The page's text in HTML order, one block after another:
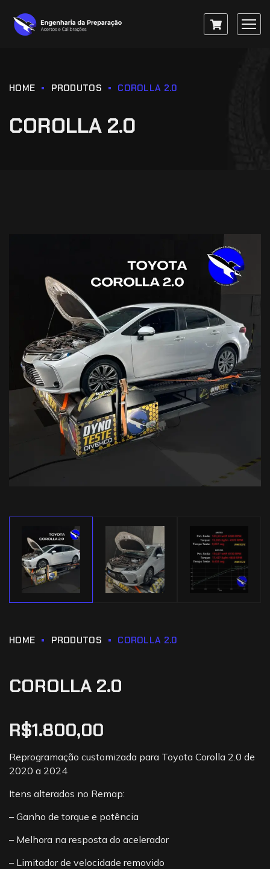
HOME PRODUTOS COROLLA 2.0
COROLLA 2.0
HOME PRODUTOS COROLLA 2.0
COROLLA 2.0
R$1.800,00
Reprogramação customizada para Toyota Corolla 2.0 de
2020 a 2024
Itens alterados no Remap:
– Ganho de torque e potência
– Melhora na resposta do acelerador
– Limitador de velocidade removido